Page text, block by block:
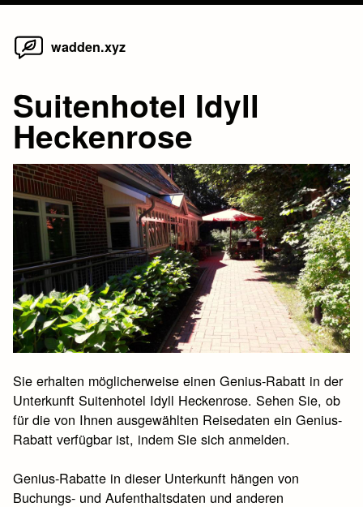
Skip
wadden.xyz
Suitenhotel Idyll
Heckenrose
Sie erhalten möglicherweise einen Genius-Rabatt in der
Unterkunft Suitenhotel Idyll Heckenrose. Sehen Sie, ob
für die von Ihnen ausgewählten Reisedaten ein Genius-
Rabatt verfügbar ist, indem Sie sich anmelden.
Genius-Rabatte in dieser Unterkunft hängen von
Buchungs- und Aufenthaltsdaten und anderen